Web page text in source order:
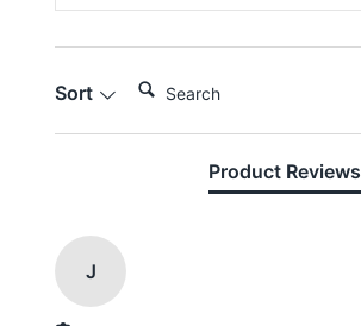
Sort
Product Reviews
J